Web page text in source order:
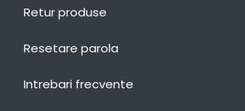
Retur produse
Resetare parola
Intrebari frecvente